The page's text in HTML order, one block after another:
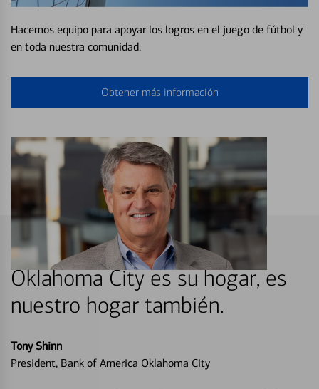
Hacemos equipo para apoyar los logros en el juego de fútbol y
en toda nuestra comunidad.
Obtener más información
Oklahoma City es su hogar, es
nuestro hogar también.
Tony Shinn
President, Bank of America Oklahoma City